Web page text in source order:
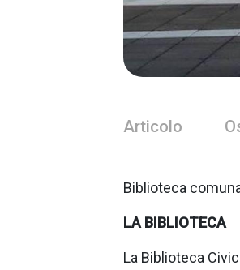
Articolo
Biblioteca
LA BIBLIOTECA
La Biblioteca